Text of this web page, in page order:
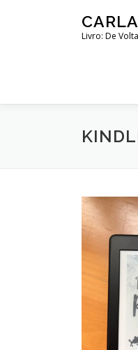
Livro: De